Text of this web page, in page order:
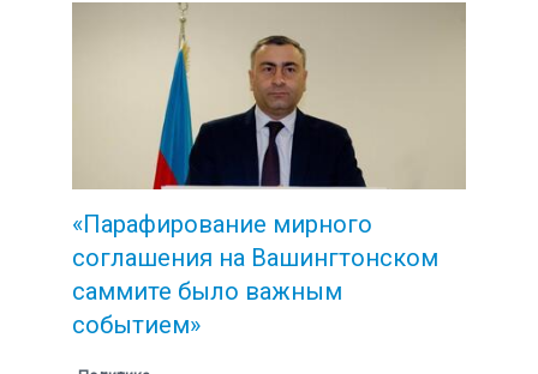
«Парафирование мирного
соглашения на Вашингтонском
саммите было важным
событием»